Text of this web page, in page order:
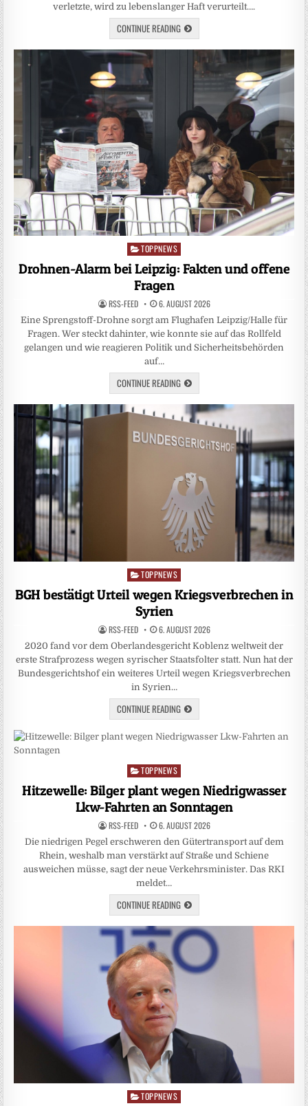
verletzte, wird zu lebenslanger Haft verurteilt….
CONTINUE READING
Posted
in
TOPPNEWS
Drohnen-Alarm bei Leipzig: Fakten und offene
Fragen
RSS-FEED 6. AUGUST 2026
Eine Sprengstoff-Drohne sorgt am Flughafen Leipzig/Halle für
Fragen. Wer steckt dahinter, wie konnte sie auf das Rollfeld
gelangen und wie reagieren Politik und Sicherheitsbehörden
auf…
CONTINUE READING
Posted
in
TOPPNEWS
BGH bestätigt Urteil wegen Kriegsverbrechen in
Syrien
RSS-FEED 6. AUGUST 2026
2020 fand vor dem Oberlandesgericht Koblenz weltweit der
erste Strafprozess wegen syrischer Staatsfolter statt. Nun hat der
Bundesgerichtshof ein weiteres Urteil wegen Kriegsverbrechen
in Syrien…
CONTINUE READING
Posted
in
TOPPNEWS
Hitzewelle: Bilger plant wegen Niedrigwasser
Lkw-Fahrten an Sonntagen
RSS-FEED 6. AUGUST 2026
Die niedrigen Pegel erschweren den Gütertransport auf dem
Rhein, weshalb man verstärkt auf Straße und Schiene
ausweichen müsse, sagt der neue Verkehrsminister. Das RKI
meldet…
CONTINUE READING
Posted
TOPPNEWS